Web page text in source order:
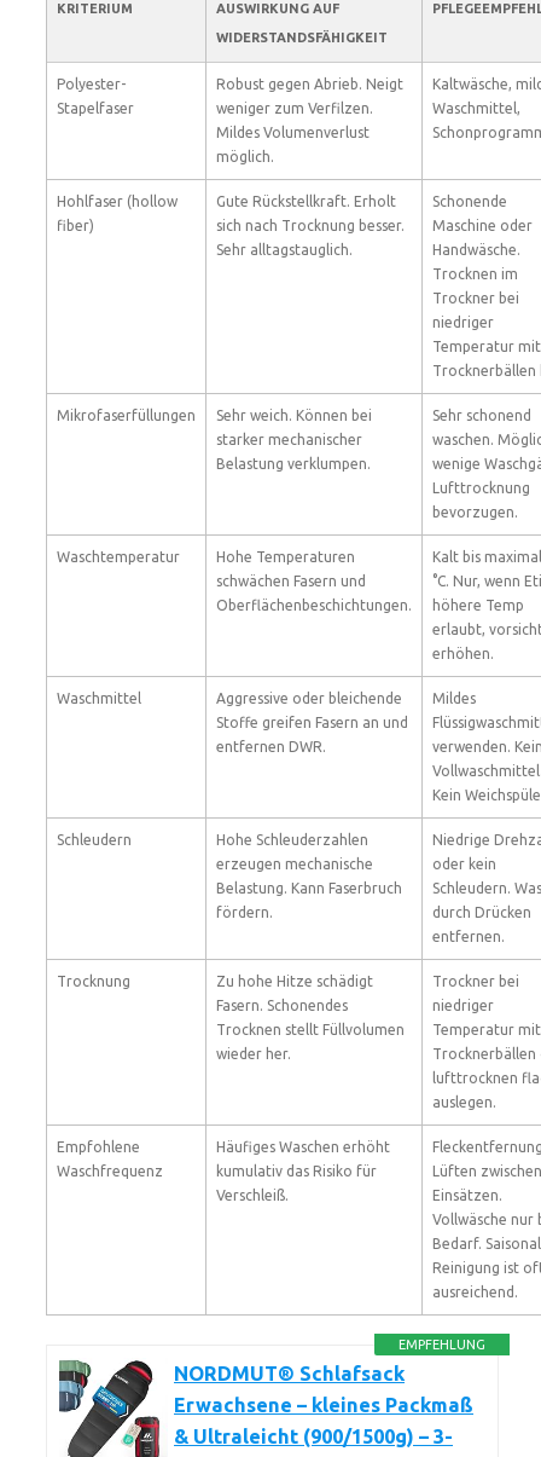
KRITERIUM
AUSWIRKUNG AUF
WIDERSTANDSFÄHIGKEIT
Polyester-
Stapelfaser
Robust gegen Abrieb. Neigt
weniger zum Verfilzen.
Mildes Volumenverlust
möglich.
Kaltwäsche,
Waschmittel,
Hohlfaser (hollow
fiber)
Gute Rückstellkraft. Erholt
sich nach Trocknung besser.
Sehr alltagstauglich.
Schonende
Maschine oder
Handwäsche.
Trocknen im
Trockner bei
niedriger
Temperatur mit
Trocknerbällen
Mikrofaserfüllungen
Sehr weich. Können bei
starker mechanischer
Belastung verklumpen.
Sehr schonend
waschen.
wenige
Lufttrocknung
bevorzugen.
Waschtemperatur
Hohe Temperaturen
schwächen Fasern und
Oberflächenbeschichtungen.
Kalt bis
°C. Nur, wenn
höhere Temp
erlaubt,
erhöhen.
Waschmittel
Aggressive oder bleichende
Stoffe greifen Fasern an und
entfernen DWR.
Mildes
verwenden.
Kein
Schleudern
Hohe Schleuderzahlen
erzeugen mechanische
Belastung. Kann Faserbruch
fördern.
Niedrige
oder kein
Schleudern.
durch Drücken
entfernen.
Trocknung
Zu hohe Hitze schädigt
Fasern. Schonendes
Trocknen stellt Füllvolumen
wieder her.
Trockner bei
niedriger
Temperatur mit
Trocknerbällen
lufttrocknen
auslegen.
Empfohlene
Waschfrequenz
Häufiges Waschen erhöht
kumulativ das Risiko für
Verschleiß.
Lüften
Einsätzen.
Vollwäsche nur
Bedarf.
Reinigung ist
ausreichend.
EMPFEHLUNG
NORDMUT® Schlafsack
Erwachsene – kleines Packmaß
& Ultraleicht (900/1500g) – 3-